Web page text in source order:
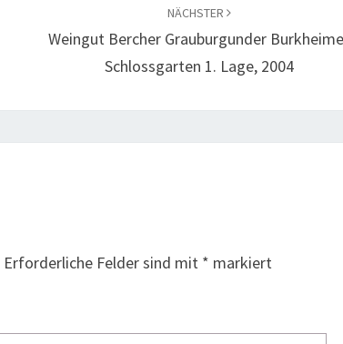
NÄCHSTER
Weingut Bercher Grauburgunder
Schlossgarten 1. Lage, 2004
Erforderliche Felder sind mit * markiert